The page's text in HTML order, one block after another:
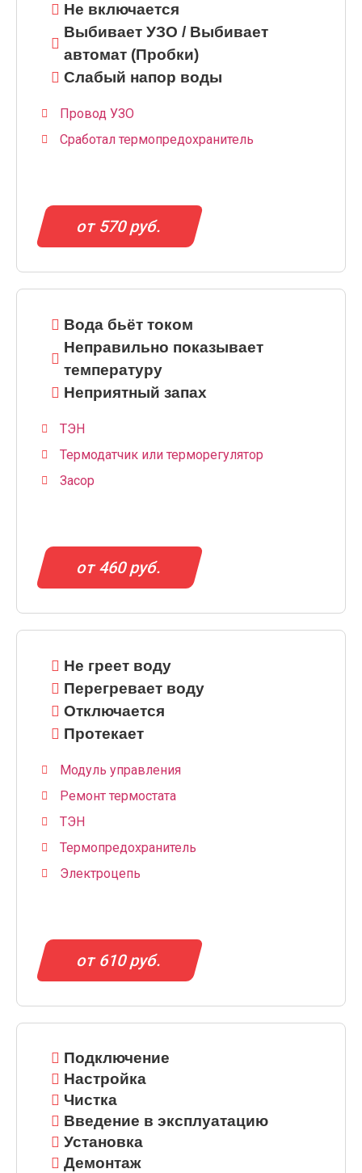
Не включается
Выбивает УЗО / Выбивает
автомат (Пробки)
Слабый напор воды
Провод УЗО
Сработал термопредохранитель
от 570 руб.
Вода бьёт током
Неправильно показывает
температуру
Неприятный запах
ТЭН
Термодатчик или терморегулятор
Засор
от 460 руб.
Не греет воду
Перегревает воду
Отключается
Протекает
Модуль управления
Ремонт термостата
ТЭН
Термопредохранитель
Электроцепь
от 610 руб.
Подключение
Настройка
Чистка
Введение в эксплуатацию
Установка
Демонтаж